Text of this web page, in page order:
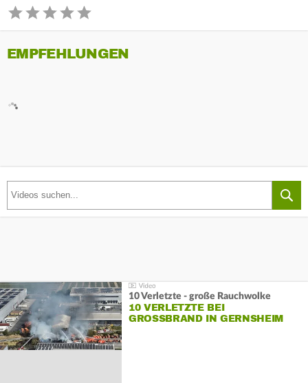
EMPFEHLUNGEN
10 Verletzte - große Rauchwolke
10 VERLETZTE BEI
GROSSBRAND IN GERNSHEIM